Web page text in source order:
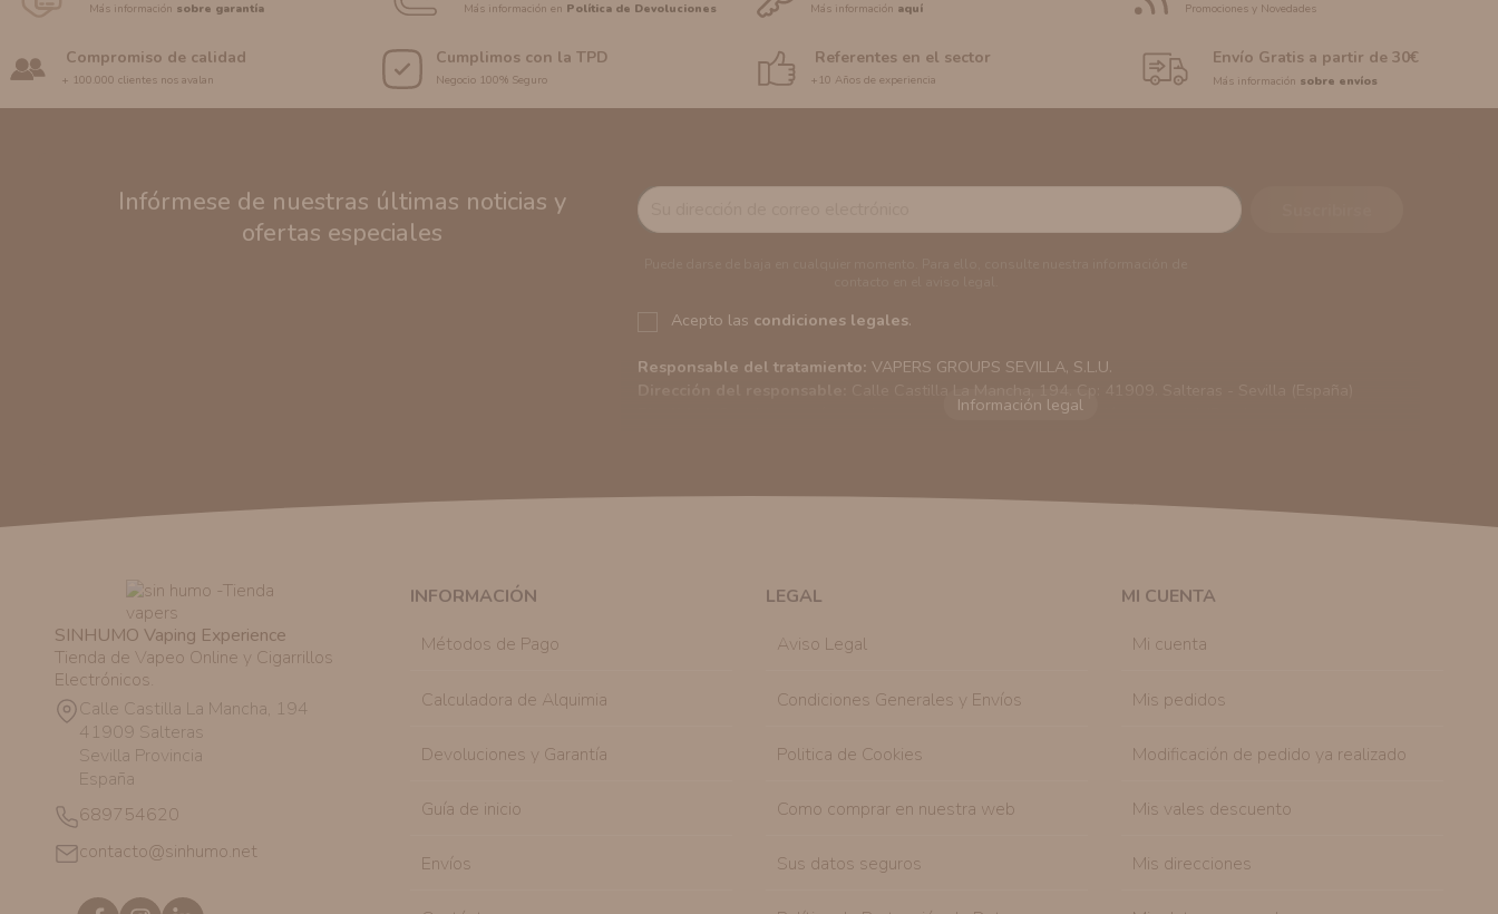
Más información sobre garantía Más información en Política de Devoluciones Más información aquí Promociones y Novedades
Compromiso de calidad
+ 100.000 clientes nos avalan
Cumplimos con la TPD
Negocio 100% Seguro
Referentes en el sector
+10 Años de experiencia
Envío Gratis a partir de 30€
Más información sobre envíos
Infórmese de nuestras últimas noticias y
ofertas especiales
Acepto las condiciones legales.
Responsable del tratamiento: VAPERS GROUPS SEVILLA, S.L.U.
Sus datos serán usados para poder enviarle información comercial (Puede consultar como
similares a los artículos que ha adquirido. Puede solicitar la cancelación de comunicaciones comerciales
Con carácter general, sólo el personal de nuestra entidad que esté debidamente
Tiene derecho a saber qué información tenemos sobre usted, corregirla y eliminarla, tal y
SINHUMO Vaping Experience
Tienda de Vapeo Online y Cigarrillos
Electrónicos.
Calle Castilla La Mancha, 194
41909 Salteras
Sevilla Provincia
España
689754620
contacto@sinhumo.net
INFORMACIÓN
Métodos de Pago
Calculadora de Alquimia
Devoluciones y Garantía
Guía de inicio
Envíos
LEGAL
Aviso Legal
Condiciones Generales y Envíos
Politica de Cookies
Como comprar en nuestra web
Sus datos seguros
MI CUENTA
Mi cuenta
Mis pedidos
Modificación de pedido ya realizado
Mis vales descuento
Mis direcciones